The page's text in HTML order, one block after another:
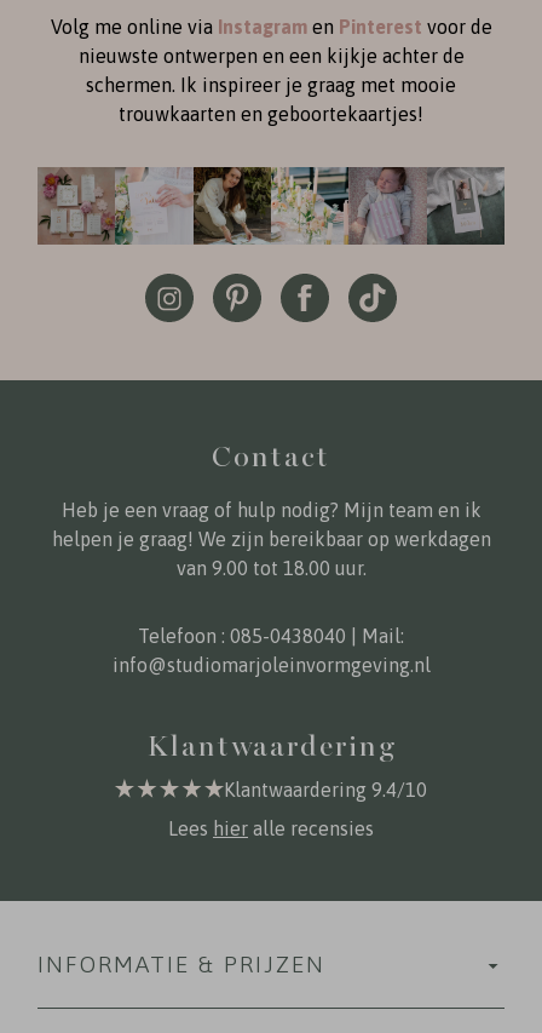
Volg me online via Instagramen Pinterest voor de
nieuwste ontwerpen en een kijkje achter de
schermen. Ik inspireer je graag met mooie
trouwkaarten en geboortekaartjes!
Contact
Heb je een vraag of hulp nodig? Mijn team en ik
helpen je graag! We zijn bereikbaar op werkdagen
van 9.00 tot 18.00 uur.
Telefoon : 085-0438040 | Mail:
info@studiomarjoleinvormgeving.nl
Klantwaardering
Klantwaardering 9.4/10
Lees hier alle recensies
INFORMATIE & PRIJZEN